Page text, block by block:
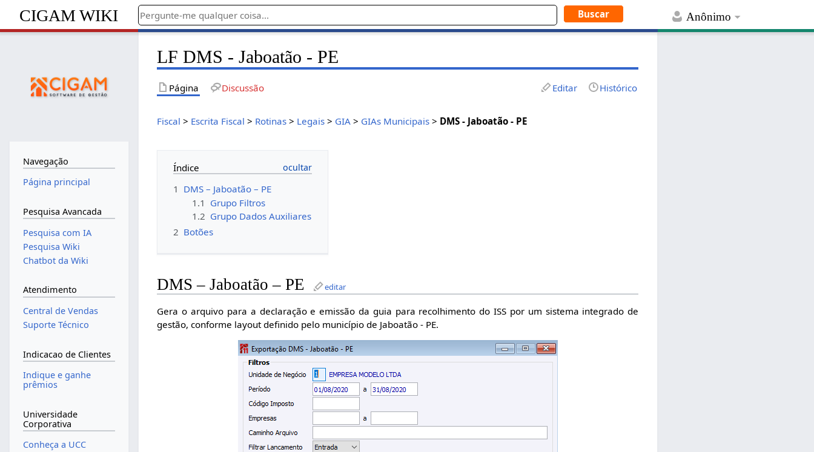
Anônimo
CIGAM WIKI
LF DMS - Jaboatão - PE
Página Discussão Editar Histórico
Fiscal > Escrita Fiscal > Rotinas > Legais > GIA > GIAs Municipais > DMS - Jaboatão - PE
Índice
1 DMS – Jaboatão – PE
1.1 Grupo Filtros
1.2 Grupo Dados Auxiliares
2 Botões
DMS – Jaboatão – PE editar
Gera o arquivo para a declaração e emissão da guia para recolhimento do ISS por um sistema integrado de
gestão, conforme layout definido pelo município de Jaboatão - PE.
Navegação
Página principal
Pesquisa Avancada
Pesquisa com IA
Pesquisa Wiki
Chatbot da Wiki
Atendimento
Central de Vendas
Suporte Técnico
Indicacao de Clientes
Indique e ganhe
prêmios
Universidade
Corporativa
Conheça a UCC